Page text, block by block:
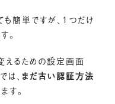
簡単ですが、1つだけ
。
えるための設定画面
は、 まだ古い認証方法
す。